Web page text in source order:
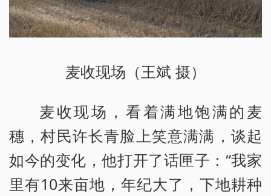
麦收现场（王斌 摄）
麦收现场，看着满地饱满的麦
穗，村民许长青脸上笑意满满，谈起
如今的变化，他打开了话匣子：“我家
里有10来亩地，年纪大了，下地耕种